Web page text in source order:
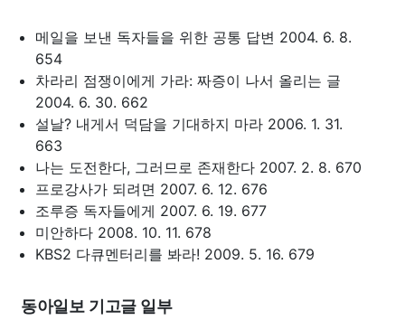
메일을 보낸 독자들을 위한 공통 답변 2004. 6. 8.
654
차라리 점쟁이에게 가라: 짜증이 나서 올리는 글
2004. 6. 30. 662
설날? 내게서 덕담을 기대하지 마라 2006. 1. 31.
663
나는 도전한다, 그러므로 존재한다 2007. 2. 8. 670
프로강사가 되려면 2007. 6. 12. 676
조루증 독자들에게 2007. 6. 19. 677
미안하다 2008. 10. 11. 678
KBS2 다큐멘터리를 봐라! 2009. 5. 16. 679
동아일보 기고글 일부